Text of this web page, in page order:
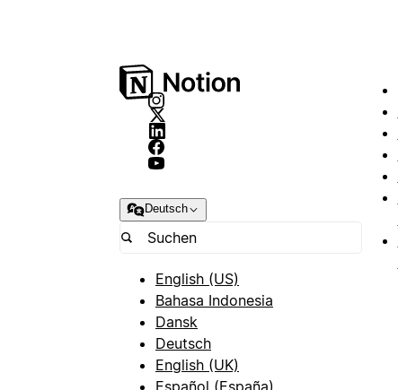
Deutsch
English (US)
Bahasa Indonesia
Dansk
Deutsch
English (UK)
Español (España)